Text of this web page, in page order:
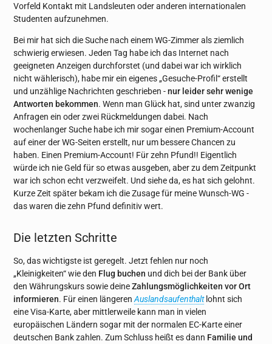
Vorfeld Kontakt mit Landsleuten oder anderen internationalen
Studenten aufzunehmen.
Bei mir hat sich die Suche nach einem WG-Zimmer als ziemlich
schwierig erwiesen. Jeden Tag habe ich das Internet nach
geeigneten Anzeigen durchforstet (und dabei war ich wirklich
nicht wählerisch), habe mir ein eigenes „Gesuche-Profil“ erstellt
und unzählige Nachrichten geschrieben -nur leider sehr wenige
Antworten bekommen. Wenn man Glück hat, sind unter zwanzig
Anfragen ein oder zwei Rückmeldungen dabei. Nach
wochenlanger Suche habe ich mir sogar einen Premium-Account
auf einer der WG-Seiten erstellt, nur um bessere Chancen zu
haben. Einen Premium-Account! Für zehn Pfund!! Eigentlich
würde ich nie Geld für so etwas ausgeben, aber zu dem Zeitpunkt
war ich schon echt verzweifelt. Und siehe da, es hat sich gelohnt.
Kurze Zeit später bekam ich die Zusage für meine Wunsch-WG -
das waren die zehn Pfund definitiv wert.
Die letzten Schritte
So, das wichtigste ist geregelt. Jetzt fehlen nur noch
„Kleinigkeiten“ wie den Flug buchen und dich bei der Bank über
den Währungskurs sowie deineZahlungsmöglichkeiten vor Ort
informieren. Für einen längerenAuslandsaufenthaltlohnt sich
eine Visa-Karte, aber mittlerweile kann man in vielen
europäischen Ländern sogar mit der normalen EC-Karte einer
deutschen Bank zahlen. Zum Schluss heißt es dann Familie und